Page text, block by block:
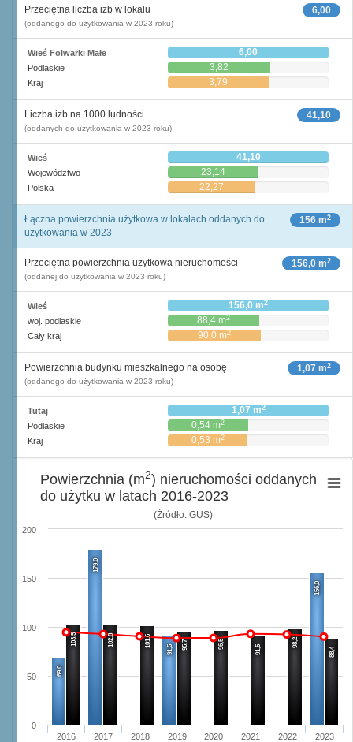
6,00
Przeciętna liczba izb w lokalu
(oddanego do użytkowania w 2023 roku)
Wieś Folwarki Małe 6,00
Podlaskie 3,82
Kraj 3,79
41,10
Liczba izb na 1000 ludności
(oddanych do użytkowania w 2023 roku)
Wieś 41,10
Województwo 23,14
Polska 22,27
156 m2
Łączna powierzchnia użytkowa w lokalach oddanych do
użytkowania w 2023
156,0 m2
Przeciętna powierzchnia użytkowa nieruchomości
(oddanej do użytkowania w 2023 roku)
Wieś 156,0 m2
woj. podlaskie 88,4 m2
Cały kraj 90,0 m2
1,07 m2
Powierzchnia budynku mieszkalnego na osobę
(oddanego do użytkowania w 2023 roku)
Tutaj 1,07 m2
Podlaskie 0,54 m2
Kraj 0,53 m2
(Źródło: GUS)
69,0
179,0
91,5
156,0
103,5 102,8 101,6 95,7 96,5 91,5
98,2
88,4
2016 2017 2018 2019 2020 2021 2022 2023
0
50
100
150
200
Powierzchnia (m2) nieruchomości oddanych
do użytku w latach 2016-2023